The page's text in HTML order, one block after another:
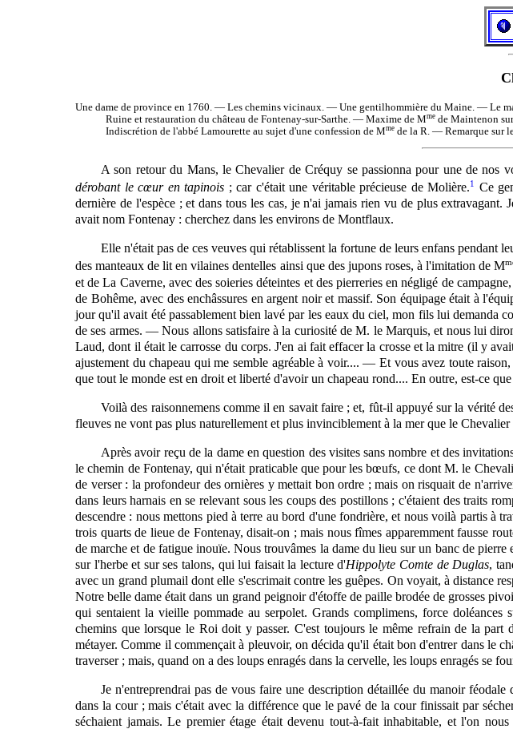
Une dame de province en 1760. — Les chemins vicinaux. — Une gentilhommière du Maine. — Le
Ruine et restauration du château de Fontenay-sur-Sarthe. — Maxime de Mme de Maintenon
Indiscrétion de l'abbé Lamourette au sujet d'une confession de Mme de la R. — Remarque sur
A son retour du Mans, le Chevalier de Créquy se passionna pour une de nos
dérobant le cœur en tapinois ; car c'était une véritable précieuse de Molière.1
Ce
dernière de l'espèce ; et dans tous les cas, je n'ai jamais rien vu de plus
avait nom Fontenay : cherchez dans les environs de Montflaux.
Elle n'était pas de ces veuves qui rétablissent la fortune de leurs enfans
des manteaux de lit en vilaines dentelles ainsi que des jupons roses, à l'imitation de M
et de La Caverne, avec des soieries déteintes et des pierreries en négligé de
de Bohême, avec des enchâssures en argent noir et massif. Son équipage était à
jour qu'il avait été passablement bien lavé par les eaux du ciel, mon fils lui demanda
de ses armes. — Nous allons satisfaire à la curiosité de M. le Marquis, et nous lui
Laud, dont il était le carrosse du corps. J'en ai fait effacer la crosse et la mitre (il y
ajustement du chapeau qui me semble agréable à voir.... — Et vous avez toute
que tout le monde est en droit et libertéd'avoirun chapeau rond.... En outre, est-ce
Voilà des raisonnemens comme il en savait faire ; et, fût-il appuyé sur la vérité
fleuves ne vont pas plus naturellement et plus invinciblement à la mer que le
Après avoir reçu de la dame en question des visites sans nombre et des
le chemin de Fontenay, qui n'était praticable que pour les bœufs, ce dont M. le
de verser : la profondeur des ornières y mettait bon ordre ; mais on risquait de
dans leurs harnais en se relevant sous les coups des postillons ; c'étaient des traits
descendre : nous mettons pied à terre au bord d'une fondrière, et nous voilà partis à
trois quarts de lieue de Fontenay, disait-on ; mais nous fîmes apparemment fausse
de marche et de fatigue inouïe. Nous trouvâmes la damedu lieu sur un banc de pierre
sur l'herbe et sur ses talons, qui lui faisait la lecture d'Hippolyte Comte de Duglas,
avec un grand plumail dont elle s'escrimait contre les guêpes. On voyait, à distance
Notre belle dame était dans un grand peignoir d'étoffe de paille brodée de grosses
qui sentaient la vieille pommade au serpolet. Grands complimens, force
chemins que lorsque le Roi doit y passer. C'est toujours le même refrain de la
métayer. Comme il commençait à pleuvoir, on décida qu'il était bon d'entrer dans le
traverser ; mais, quand on a des loups enragés dans la cervelle, les loups enragés se
Je n'entreprendrai pas de vous faire une description détaillée du manoir
dans la cour ; mais c'était avec la différence que le pavé de la cour finissaitpar
séchaient jamais. Le premier étage était devenu tout-à-fait inhabitable, et l'on